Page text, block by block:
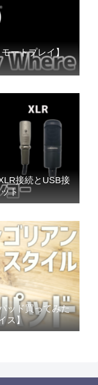
ートプレイ】
接続とUSB接
ト
ッド買ってみた
ス】